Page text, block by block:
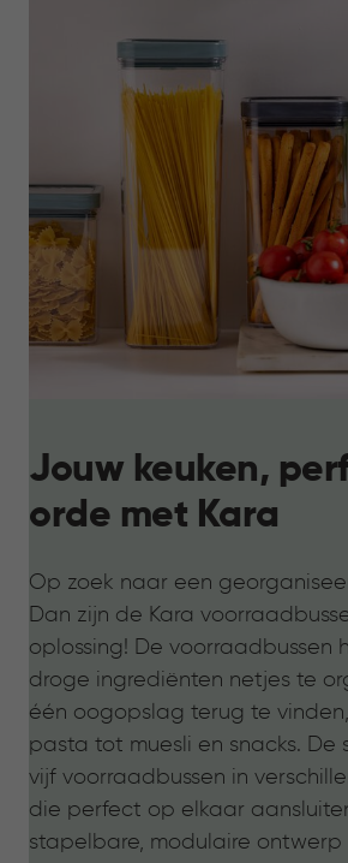
Jouw keuken,
orde met Kara
Op zoek naar een
Dan zijn de Kara
oplossing! De voorraadbussen
droge ingrediënten netjes te
één oogopslag terug te
pasta tot muesli en snacks.
vijf voorraadbussen in
die perfect op elkaar
stapelbare, modulaire ontwerp